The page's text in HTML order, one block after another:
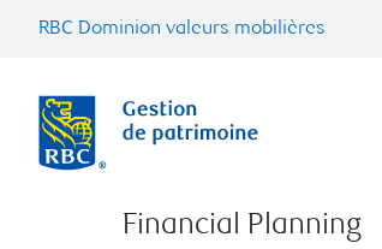
RBC Dominion valeurs mobilières
Financial Planning